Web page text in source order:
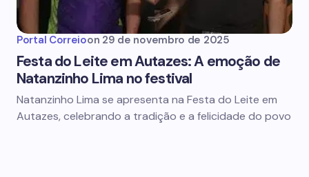
Portal Correioon 29 de novembro de 2025
Festa do Leite em Autazes: A emoção de
Natanzinho Lima no festival
Natanzinho Lima se apresenta na Festa do Leite em
Autazes, celebrando a tradição e a felicidade do povo